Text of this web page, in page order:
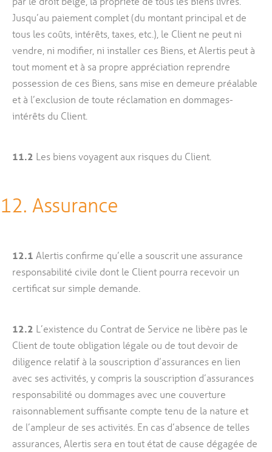
Jusqu’au paiement complet (du montant principal et de
tous les coûts, intérêts, taxes, etc.), le Client ne peut ni
vendre, ni modifier, ni installer ces Biens, et Alertis peut à
tout moment et à sa propre appréciation reprendre
possession de ces Biens, sans mise en demeure préalable
et à l’exclusion de toute réclamation en dommages-
intérêts du Client.
11.2 Les biens voyagent aux risques du Client.
12. Assurance
12.1 Alertis confirme qu’elle a souscrit une assurance
responsabilité civile dont le Client pourra recevoir un
certificat sur simple demande.
12.2 L’existence du Contrat de Service ne libère pas le
Client de toute obligation légale ou de tout devoir de
diligence relatif à la souscription d’assurances en lien
avec ses activités, y compris la souscription d’assurances
responsabilité ou dommages avec une couverture
raisonnablement suffisante compte tenu de la nature et
de l’ampleur de ses activités. En cas d’absence de telles
assurances, Alertis sera en tout état de cause dégagée de